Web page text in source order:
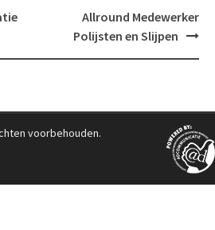
Allround Medewerker
Polijsten en Slijpen
voorbehouden.